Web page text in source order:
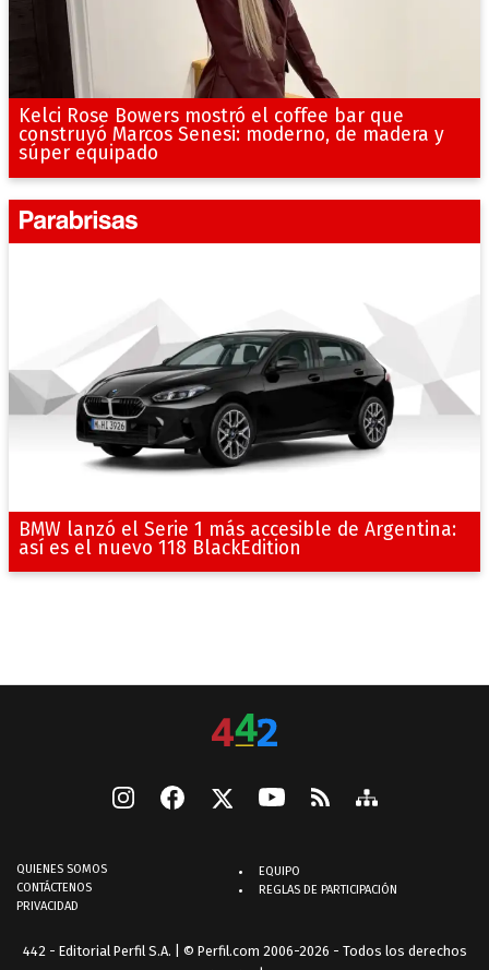
Kelci Rose Bowers mostró el coffee bar que
construyó Marcos Senesi: moderno, de madera y
súper equipado
BMW lanzó el Serie 1 más accesible de Argentina:
así es el nuevo 118 BlackEdition
QUIENES SOMOS
CONTÁCTENOS
PRIVACIDAD
EQUIPO
REGLAS DE PARTICIPACIÓN
442 - Editorial Perfil S.A. | © Perfil.com 2006-2026 - Todos los derechos